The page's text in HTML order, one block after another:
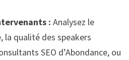
: Analysez le
la qualité des speakers
SEO d’Abondance, ou